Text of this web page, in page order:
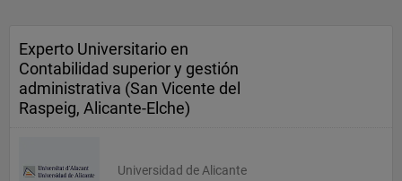
Experto Universitario en
Contabilidad superior y gestión
administrativa (San Vicente del
Raspeig, Alicante-Elche)
Universidad de Alicante